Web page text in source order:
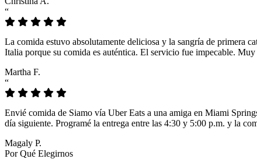
“
La comida estuvo absolutamente deliciosa y la sangría de primera
Italia porque su comida es auténtica. El servicio fue impecable.
Martha F.
“
Envié comida de Siamo vía Uber Eats a una amiga en Miami
día siguiente. Programé la entrega entre las 4:30 y 5:00 p.m. y la
Magaly P.
Por Qué Elegirnos